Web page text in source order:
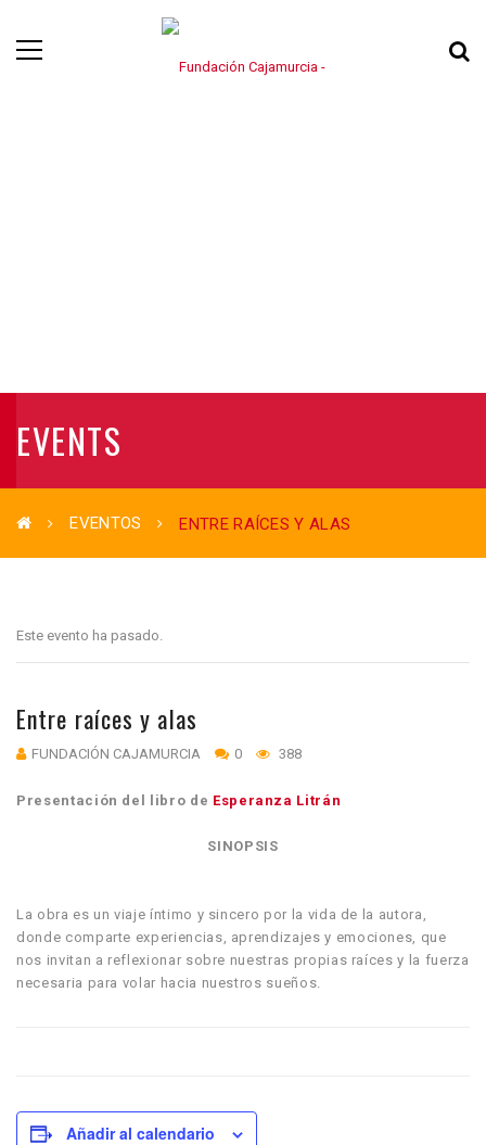
EVENTS
EVENTOS ENTRE RAÍCES Y ALAS
Este evento ha pasado.
Entre raíces y alas
FUNDACIÓN CAJAMURCIA 0 388
Presentación del libro de Esperanza Litrán
SINOPSIS
La obra es un viaje íntimo y sincero por la vida de la autora,
donde comparte experiencias, aprendizajes y emociones, que
nos invitan a reflexionar sobre nuestras propias raíces y la fuerza
necesaria para volar hacia nuestros sueños.
Añadir al calendario